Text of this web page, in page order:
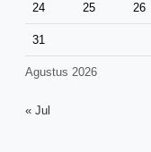
Agustus 2026
24 25 26
31
« Jul